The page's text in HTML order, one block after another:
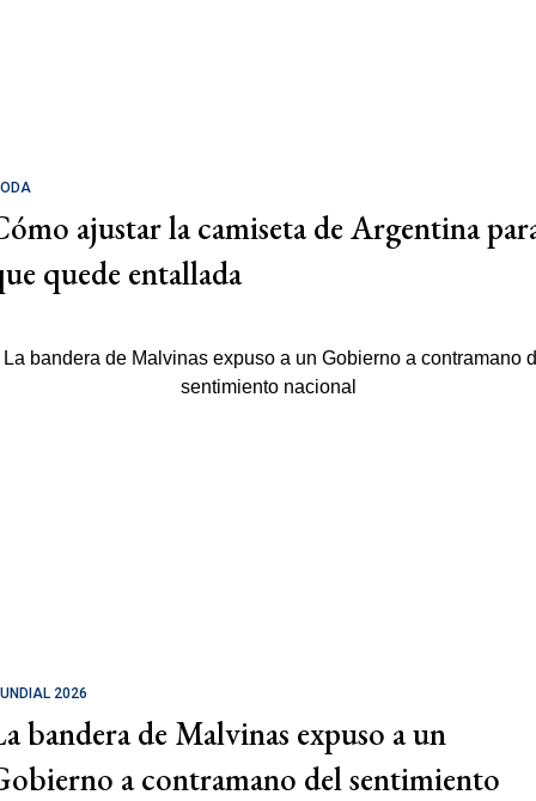
ajustar la camiseta de Argentina
quede entallada
2026
bandera de Malvinas expuso a un
a contramano del sentimiento